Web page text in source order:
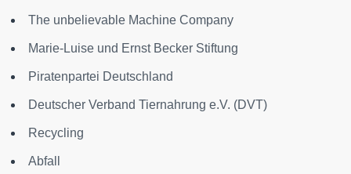
The unbelievable Machine Company
Marie-Luise und Ernst Becker Stiftung
Piratenpartei Deutschland
Deutscher Verband Tiernahrung e.V. (DVT)
Recycling
Abfall